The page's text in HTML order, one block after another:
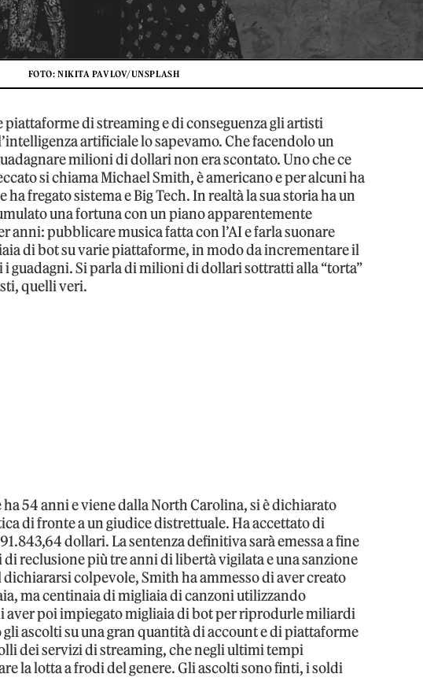
FOTO: NIKITA PAVLOV/UNSPLASH
piattaforme di streaming e di conseguenza gli artisti
artificiale lo sapevamo. Che facendolo un
milioni di dollari non era scontato. Uno che ce
si chiama Michael Smith, è americano e per alcuni ha
fregato sistema e Big Tech. In realtà la sua storia ha un
una fortuna con un piano apparentemente
anni: pubblicare musica fatta con l’AI e farla suonare
di bot su varie piattaforme, in modo da incrementare il
guadagni. Si parla di milioni di dollari sottratti alla “torta”
quelli veri.
54 anni e viene dalla North Carolina, si è dichiarato
di fronte a un giudice distrettuale. Ha accettato di
dollari. La sentenza definitiva sarà emessa a fine
reclusione più tre anni di libertà vigilata e una sanzione
colpevole, Smith ha ammesso di aver creato
ma centinaia di migliaia di canzoni utilizzando
aver poi impiegato migliaia di bot per riprodurle miliardi
ascolti su una gran quantità di account e di piattaforme
dei servizi di streaming, che negli ultimi tempi
la lotta a frodi del genere. Gli ascolti sono finti, i soldi